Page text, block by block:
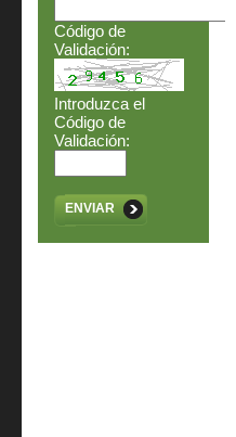
Código de
Validación:
Introduzca el
Código de
Validación:
ENVIAR